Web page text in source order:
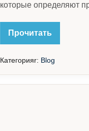
которые определяют
ПрочитатьЧТО
СЕБЕ
Категорияr: Blog